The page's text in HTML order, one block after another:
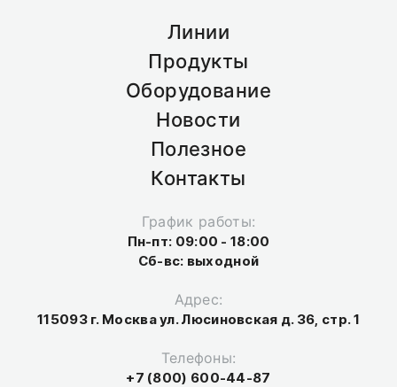
Линии
Продукты
Оборудование
Новости
Полезное
Контакты
График работы:
Пн-пт: 09:00 - 18:00
Сб-вс: выходной
Адрес:
115093 г. Москва ул. Люсиновская д. 36, стр. 1
Телефоны:
+7 (800) 600-44-87